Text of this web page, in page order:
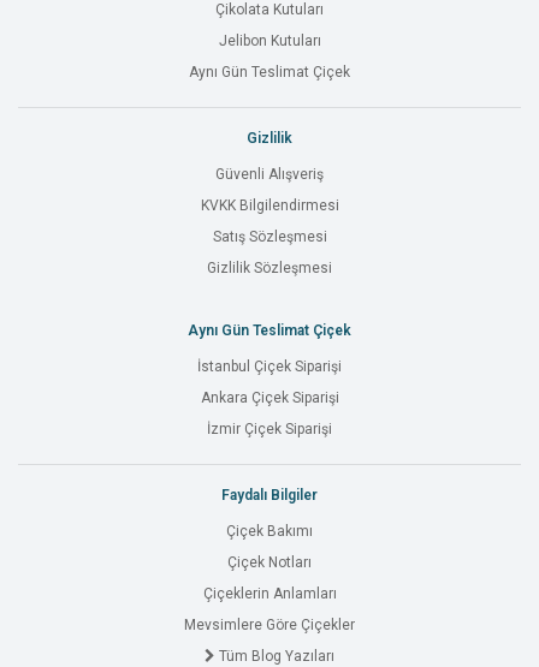
Çikolata Kutuları
Jelibon Kutuları
Aynı Gün Teslimat Çiçek
Gizlilik
Güvenli Alışveriş
KVKK Bilgilendirmesi
Satış Sözleşmesi
Gizlilik Sözleşmesi
Aynı Gün Teslimat Çiçek
İstanbul Çiçek Siparişi
Ankara Çiçek Siparişi
İzmir Çiçek Siparişi
Faydalı Bilgiler
Çiçek Bakımı
Çiçek Notları
Çiçeklerin Anlamları
Mevsimlere Göre Çiçekler
Tüm Blog Yazıları